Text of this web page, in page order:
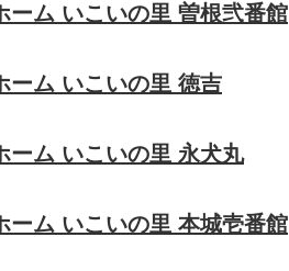
ーム いこいの里 曽根弐番館
ーム いこいの里 徳吉
ーム いこいの里 永犬丸
ーム いこいの里 本城壱番館